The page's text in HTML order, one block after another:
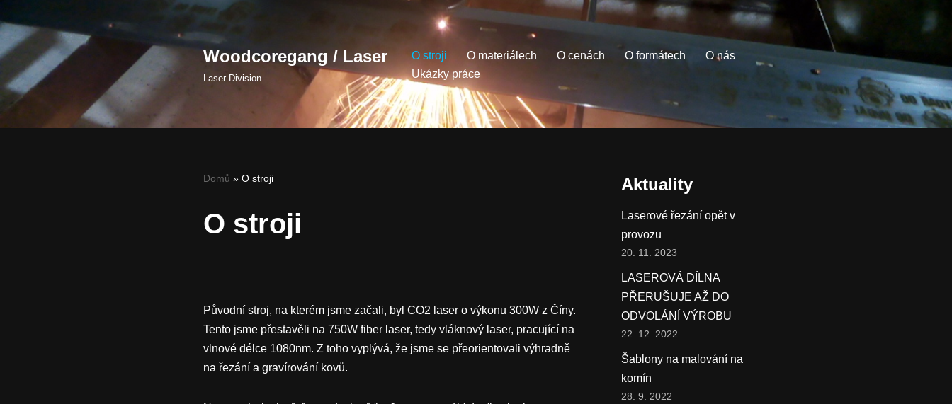
Přeskočit
obsah
Woodcoregang / Laser
Laser Division
O stroji O materiálech O cenách O formátech
O nás
Ukázky práce
Domů » O stroji
O stroji
Původní stroj, na kterém jsme začali, byl CO2 laser o výkonu 300W z Číny.
Tento jsme přestavěli na 750W fiber laser, tedy vláknový laser, pracující na
vlnové délce 1080nm. Z toho vyplývá, že jsme se přeorientovali výhradně
na řezání a gravírování kovů.
Aktuality
Laserové řezání opět v
provozu
20. 11. 2023
LASEROVÁ DÍLNA
PŘERUŠUJE AŽ DO
ODVOLÁNÍ VÝROBU
22. 12. 2022
Šablony na malování na
komín
28. 9. 2022